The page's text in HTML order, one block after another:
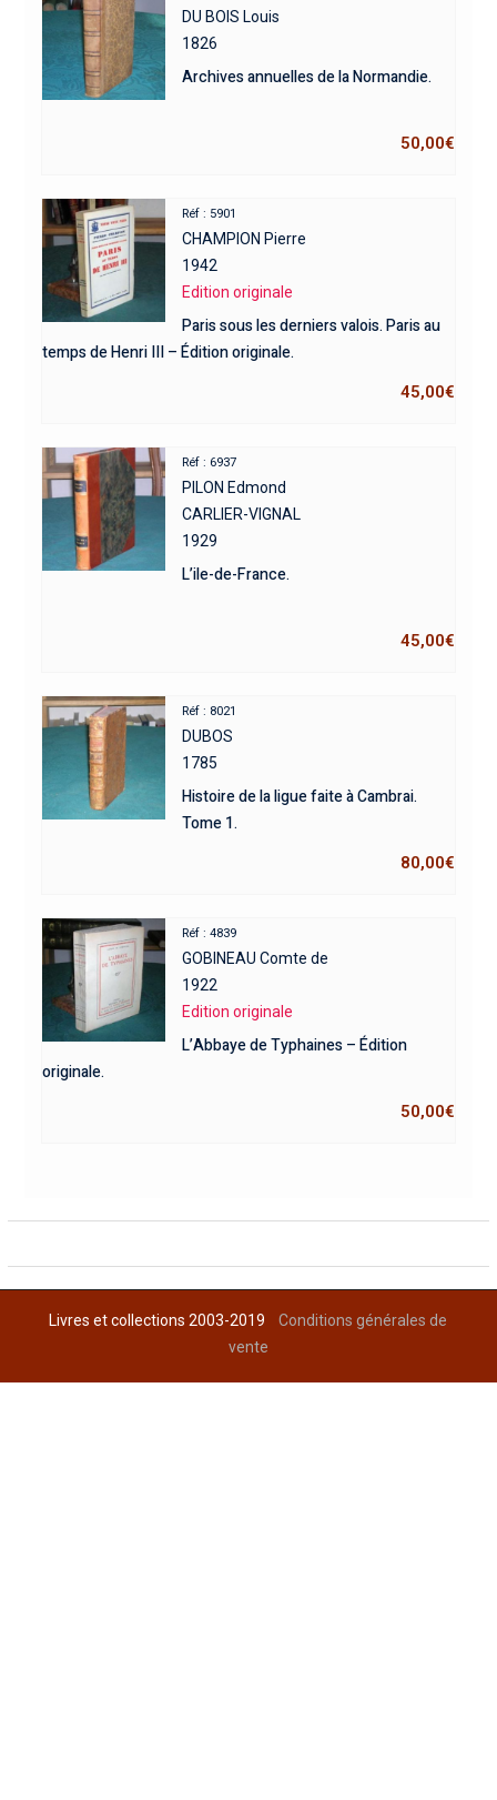
DU BOIS Louis
1826
Archives annuelles de la Normandie.
50,00€
Réf : 5901
CHAMPION Pierre
1942
Edition originale
Paris sous les derniers valois. Paris au
temps de Henri III – Édition originale.
45,00€
Réf : 6937
PILON Edmond
CARLIER-VIGNAL
1929
L’ile-de-France.
45,00€
Réf : 8021
DUBOS
1785
Histoire de la ligue faite à Cambrai.
Tome 1.
80,00€
Réf : 4839
GOBINEAU Comte de
1922
Edition originale
L’Abbaye de Typhaines – Édition
originale.
50,00€
Livres et collections 2003-2019Conditions générales de
vente